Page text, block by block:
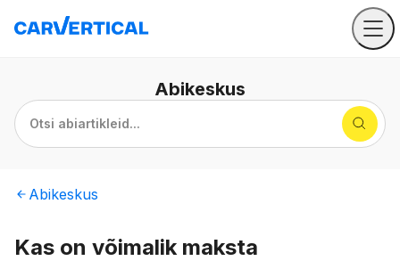
Abikeskus
Otsi abiartikleid...
Abikeskus
Kas on võimalik maksta